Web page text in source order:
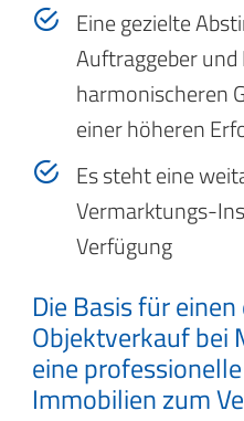
Eine gezielte
Auftraggeber
harmonischeren
einer höheren
Es steht eine
Vermarktungs-
Verfügung
Die Basis für
Objektverkauf bei
eine
Immobilien zum